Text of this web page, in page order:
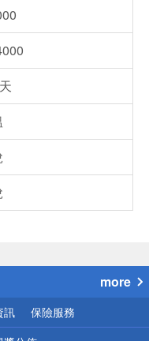
more
訊 保險服務